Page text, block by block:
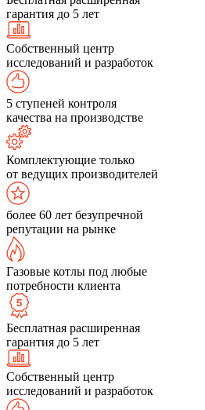
гарантия до 5 лет
Собственный центр
исследований и разработок
5 ступеней контроля
качества на производстве
Комплектующие только
от ведущих производителей
более 60 лет безупречной
репутации на рынке
Газовые котлы под любые
потребности клиента
Бесплатная расширенная
гарантия до 5 лет
Собственный центр
исследований и разработок